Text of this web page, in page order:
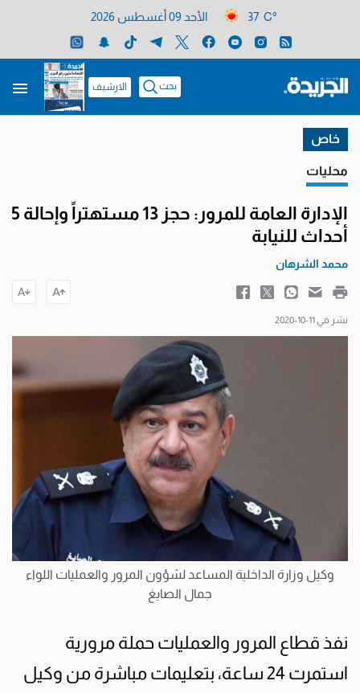
37 C° الأحد 09 أغسطس 2026
بحث الارشيف
خاص
محليات
الإدارة العامة للمرور: حجز 13 مستهتراً وإحالة 5
أحداث للنيابة
محمد الشرهان
نشر في 11-10-2020
وكيل وزارة الداخلية المساعد لشؤون المرور والعمليات اللواء
جمال الصايغ
نفذ قطاع المرور والعمليات حملة مرورية
استمرت 24 ساعة، بتعليمات مباشرة من وكيل